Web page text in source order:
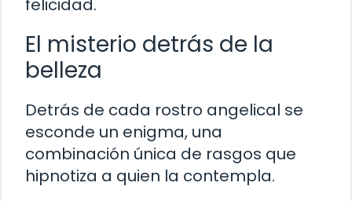
El misterio detrás de la
belleza
Detrás de cada rostro angelical se
esconde un enigma, una
combinación única de rasgos que
hipnotiza a quien la contempla.